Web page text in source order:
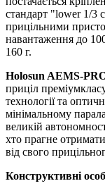
стандарт "lower 1/3
прицільними
навантаження до
160 г.
Holosun AEMS-
приціл
технології та
мінімальному
великій
хто прагне
від свого
Конструктивні